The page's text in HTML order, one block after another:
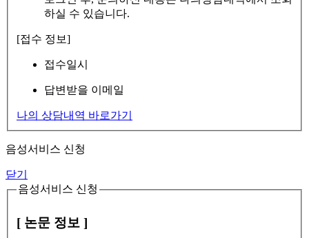
하실 수 있습니다.
[접수 정보]
접수일시
답변받을 이메일
나의 상담내역 바로가기
음성서비스 신청
닫기
음성서비스 신청
[ 논문 정보 ]